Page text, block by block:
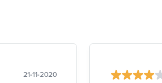
21-11-2020